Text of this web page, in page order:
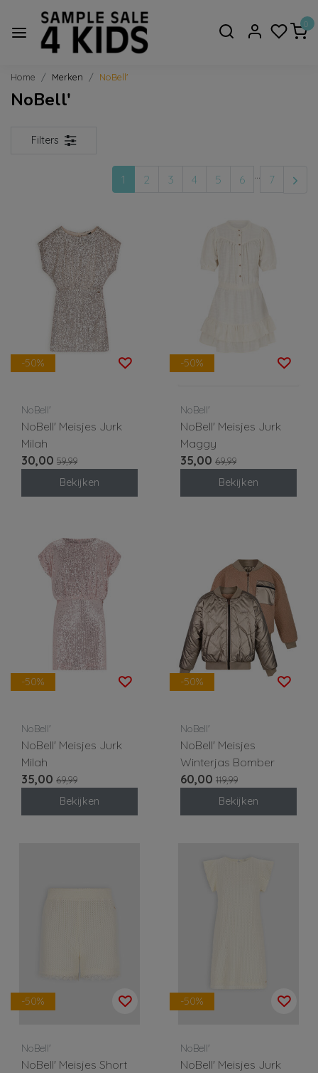
0
Home Merken NoBell'
NoBell'
Filters
1 2 3 4 5 6 ... 7
-50%
NoBell'
NoBell' Meisjes Jurk
Milah
30,00 59,99
Bekijken
-50%
NoBell'
NoBell' Meisjes Jurk
Maggy
35,00 69,99
Bekijken
-50%
NoBell'
NoBell' Meisjes Jurk
Milah
35,00 69,99
Bekijken
-50%
NoBell'
NoBell' Meisjes
Winterjas Bomber
60,00 119,99
Bekijken
-50%
NoBell'
NoBell' Meisjes Short
-50%
NoBell'
NoBell' Meisjes Jurk